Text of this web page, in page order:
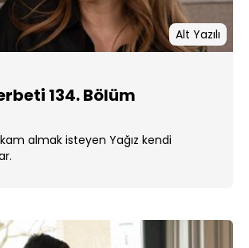
Alt Yazılı
134. Bölüm
almak isteyen Yağız kendi